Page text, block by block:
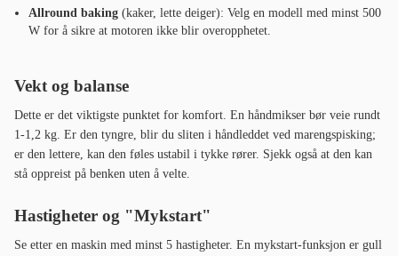
Allround baking (kaker, lette deiger): Velg en modell med minst 500
W for å sikre at motoren ikke blir overopphetet.
Vekt og balanse
Dette er det viktigste punktet for komfort. En håndmikser bør veie rundt
1-1,2 kg. Er den tyngre, blir du sliten i håndleddet ved marengspisking;
er den lettere, kan den føles ustabil i tykke rører. Sjekk også at den kan
stå oppreist på benken uten å velte.
Hastigheter og "Mykstart"
Se etter en maskin med minst 5 hastigheter. En mykstart-funksjon er gull